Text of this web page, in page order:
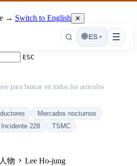
→ Switch to English ✕
☰
🌐 ES ▾
ESC
para buscar en todos los artículos
Mercados nocturnos
Incidente 228
TSMC
物 Lee Ho-jung